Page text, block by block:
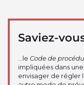
Saviez-
…le Code de
impliquées dans
envisager de régler